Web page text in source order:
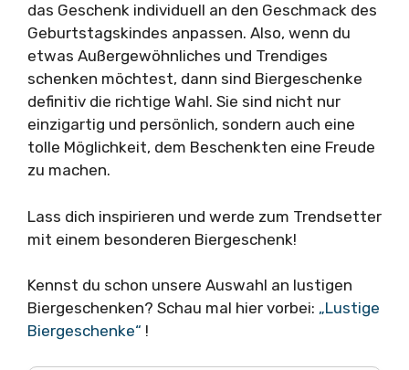
das Geschenk individuell an den Geschmack des
Geburtstagskindes anpassen. Also, wenn du
etwas Außergewöhnliches und Trendiges
schenken möchtest, dann sind Biergeschenke
definitiv die richtige Wahl. Sie sind nicht nur
einzigartig und persönlich, sondern auch eine
tolle Möglichkeit, dem Beschenkten eine Freude
zu machen.
Lass dich inspirieren und werde zum Trendsetter
mit einem besonderen Biergeschenk!
Kennst du schon unsere Auswahl an lustigen
Biergeschenken? Schau mal hier vorbei: „Lustige
Biergeschenke“ !